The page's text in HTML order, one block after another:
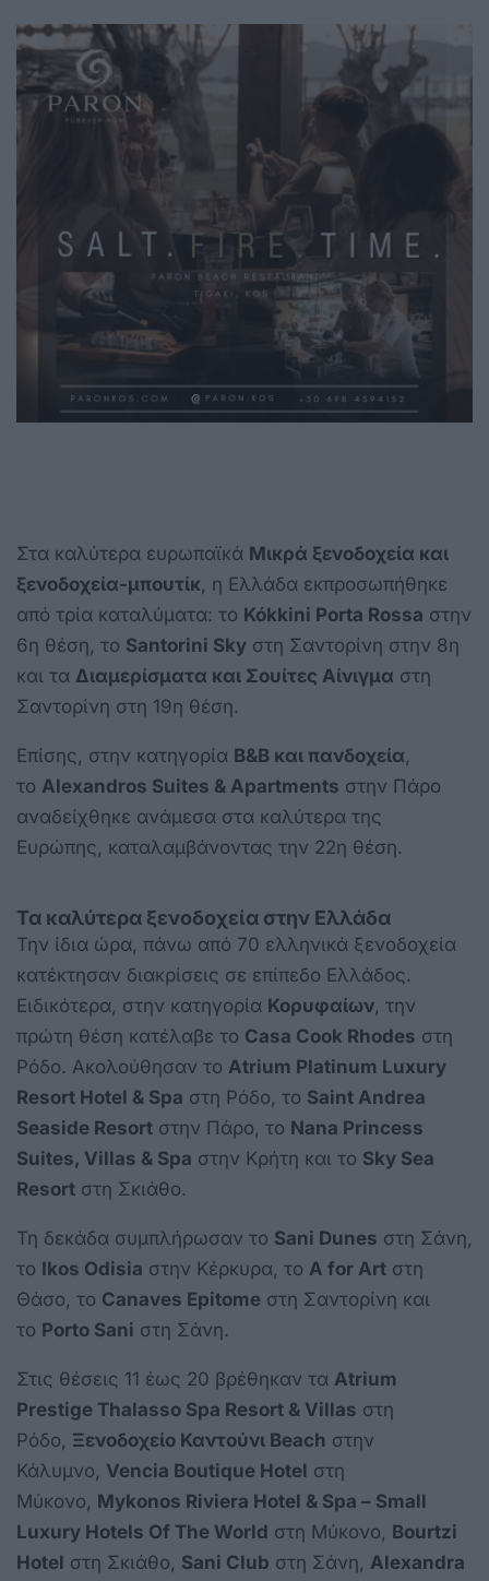
Στα καλύτερα ευρωπαϊκά Μικρά ξενοδοχεία και
ξενοδοχεία-μπουτίκ, η Ελλάδα εκπροσωπήθηκε
από τρία καταλύματα: το Kókkini Porta Rossa στην
6η θέση, το Santorini Sky στη Σαντορίνη στην 8η
και τα Διαμερίσματα και Σουίτες Αίνιγμα στη
Σαντορίνη στη 19η θέση.
Επίσης, στην κατηγορία B&B και πανδοχεία,
το Alexandros Suites & Apartments στην Πάρο
αναδείχθηκε ανάμεσα στα καλύτερα της
Ευρώπης, καταλαμβάνοντας την 22η θέση.
Τα καλύτερα ξενοδοχεία στην Ελλάδα
Την ίδια ώρα, πάνω από 70 ελληνικά ξενοδοχεία
κατέκτησαν διακρίσεις σε επίπεδο Ελλάδος.
Ειδικότερα, στην κατηγορία Κορυφαίων, την
πρώτη θέση κατέλαβε το Casa Cook Rhodes στη
Ρόδο. Ακολούθησαν το Atrium Platinum Luxury
Resort Hotel & Spa στη Ρόδο, το Saint Andrea
Seaside Resort στην Πάρο, το Nana Princess
Suites, Villas & Spa στην Κρήτη και το Sky Sea
Resort στη Σκιάθο.
Τη δεκάδα συμπλήρωσαν το Sani Dunes στη Σάνη,
το Ikos Odisia στην Κέρκυρα, το A for Art στη
Θάσο, το Canaves Epitome στη Σαντορίνη και
το Porto Sani στη Σάνη.
Στις θέσεις 11 έως 20 βρέθηκαν τα Atrium
Prestige Thalasso Spa Resort & Villas στη
Ρόδο, Ξενοδοχείο Καντούνι Beach στην
Κάλυμνο, Vencia Boutique Hotel στη
Μύκονο, Mykonos Riviera Hotel & Spa – Small
Luxury Hotels Of The World στη Μύκονο, Bourtzi
Hotel στη Σκιάθο, Sani Club στη Σάνη, Alexandra